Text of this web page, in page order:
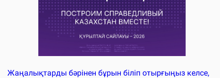
Жаңалықтарды бәрінен бұрын біліп отырғыңыз келсе,